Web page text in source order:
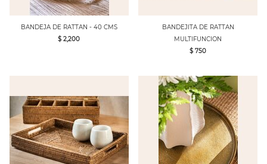
BANDEJA DE RATTAN - 40 CMS
$ 2,200
BANDEJITA DE RATTAN
MULTIFUNCION
$ 750